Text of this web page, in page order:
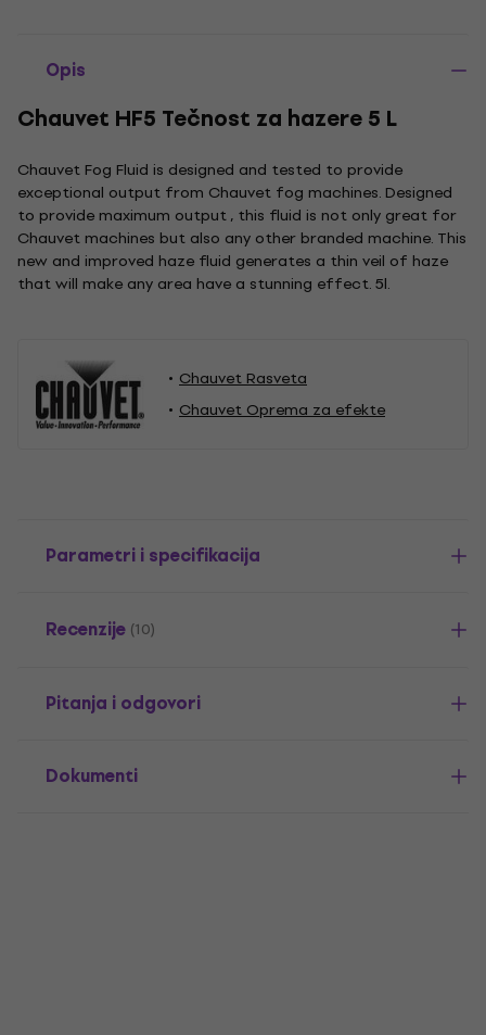
Opis
Chauvet HF5 Tečnost za hazere 5 L
Chauvet Fog Fluid is designed and tested to provide
exceptional output from Chauvet fog machines. Designed
to provide maximum output , this fluid is not only great for
Chauvet machines but also any other branded machine. This
new and improved haze fluid generates a thin veil of haze
that will make any area have a stunning effect. 5l.
Chauvet Rasveta
Chauvet Oprema za efekte
Parametri i specifikacija
Recenzije (10)
Pitanja i odgovori
Dokumenti